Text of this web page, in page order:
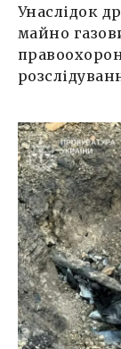
Унаслідок
майно